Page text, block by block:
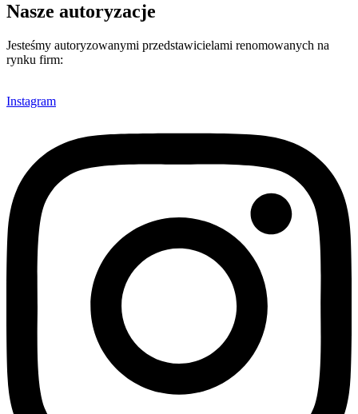
Nasze autoryzacje
Jesteśmy autoryzowanymi przedstawicielami renomowanych na
rynku firm:
Instagram